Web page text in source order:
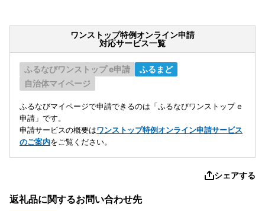
ワンストップ特例オンライン申請
対応サービス一覧
ふるなびワンストップ e申請
ふるまど
自治体マイページ
ふるなびマイページで申請できるのは「ふるなびワンストップ e
申請」です。
申請サービスの概要はワンストップ特例オンライン申請サービス
のご案内をご覧ください。
シェアする
返礼品に関するお問い合わせ先